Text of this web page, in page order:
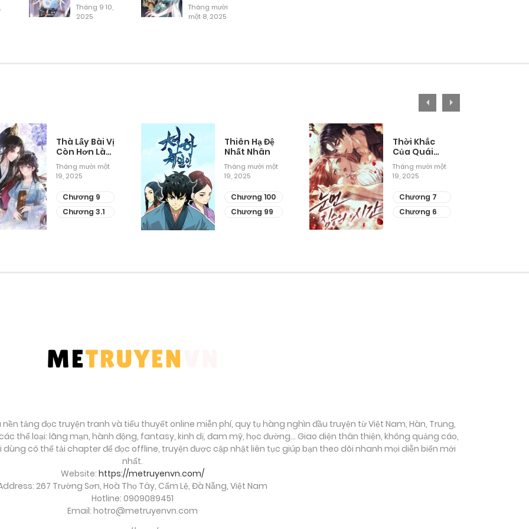
Tháng 9 27, 2025
Tháng 9 27, 2025
Tháng 9 27, 2025
Tháng 9 27, 2025
Tháng 9 27, 2025
Tháng 9 27, 2025
Kẻ Thù Của
Tổ Chức
Tháng 9 10,
2025
Tháng mười
một 8, 2025
Thà Lấy Bài Vị
Còn Hơn Làm
Thiếp
Tháng mười một
19, 2025
Chương 9
Chương 3.1
Thiên Hạ Đệ
Nhất Nhân
Tháng mười một
19, 2025
Chương 100
Chương 99
Thời Khắc
Của Quái
Thú Mù
Tháng mười một
19, 2025
Chương 7
Chương 6
nền tảng đọc truyện tranh và tiểu thuyết online miễn phí, quy tụ hàng nghìn đầu truyện từ Việt Nam, Hàn, Trung,
thể loại: lãng mạn, hành động, fantasy, kinh dị, đam mỹ, học đường… Giao diện thân thiện, không quảng cáo,
có thể tải chapter để đọc offline, truyện được cập nhật liên tục giúp bạn theo dõi nhanh mọi diễn biến mới
nhất.
Website: https://metruyenvn.com/
267 Trường Sơn, Hoà Thọ Tây, Cẩm Lệ, Đà Nẵng, Việt Nam
Hotline: 0909089451
Email: hotro@metruyenvn.com